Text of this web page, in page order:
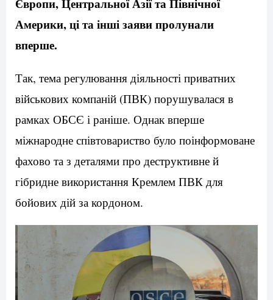
Америки, ці та інші заяви пролунали
вперше.
Так, тема регулювання діяльності приватних
військових компаній (ПВК) порушувалася в
рамках ОБСЄ і раніше. Однак вперше
міжнародне співтовариство було поінформоване
фахово та з деталями про деструктивне й
гібридне використання Кремлем ПВК для
бойових дій за кордоном.